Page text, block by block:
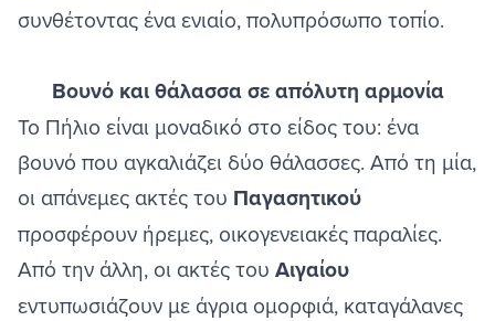
συνθέτοντας ένα ενιαίο, πολυπρόσωπο τοπίο.
Βουνό και θάλασσα σε απόλυτη αρμονία
Το Πήλιο είναι μοναδικό στο είδος του: ένα
βουνό που αγκαλιάζει δύο θάλασσες. Από τη μία,
οι απάνεμες ακτές του Παγασητικού
προσφέρουν ήρεμες, οικογενειακές παραλίες.
Από την άλλη, οι ακτές του Αιγαίου
εντυπωσιάζουν με άγρια ομορφιά, καταγάλανες